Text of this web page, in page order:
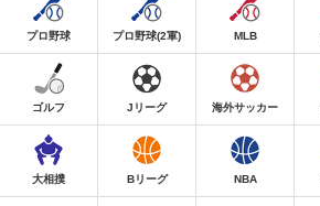
プロ野球 プロ野球(2軍) MLB
ゴルフ Jリーグ 海外サッカー
大相撲 Bリーグ NBA